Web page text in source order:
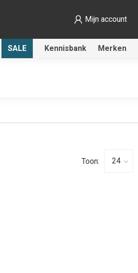
Mijn account
SALE Kennisbank Merken
Toon: